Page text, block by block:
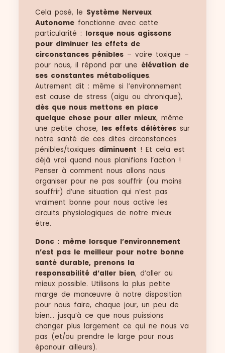
Cela posé, le Système Nerveux
Autonomefonctionne avec cette
particularité : lorsque nous agissons
pour diminuer les effets de
circonstances pénibles– voire toxique –
pour nous, il répond par une élévation de
ses constantes métaboliques.
Autrement dit : même si l’environnement
est cause de stress (aigu ou chronique),
dès que nous mettons en place
quelque chose pour aller mieux, même
une petite chose, les effets délétèressur
notre santé de ces dites circonstances
pénibles/toxiques diminuent ! Et cela est
déjà vrai quand nous planifions l’action !
Penser à comment nous allons nous
organiser pour ne pas souffrir (ou moins
souffrir) d’une situation qui n’est pas
vraiment bonne pour nous active les
circuits physiologiques de notre mieux
être.
Donc : même lorsque l’environnement
n’est pas le meilleur pour notre bonne
santé durable, prenons la
responsabilité d’aller bien, d’aller au
mieux possible. Utilisons la plus petite
marge de manœuvre à notre disposition
pour nous faire, chaque jour, un peu de
bien… jusqu’à ce que nous puissions
changer plus largement ce qui ne nous va
pas (et/ou prendre le large pour nous
épanouir ailleurs).